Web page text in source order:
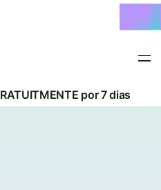
por 7 dias